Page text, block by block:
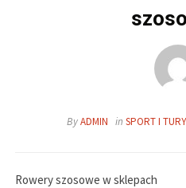
ByADMIN in SPORT I
Rowery szosowe w sklepach